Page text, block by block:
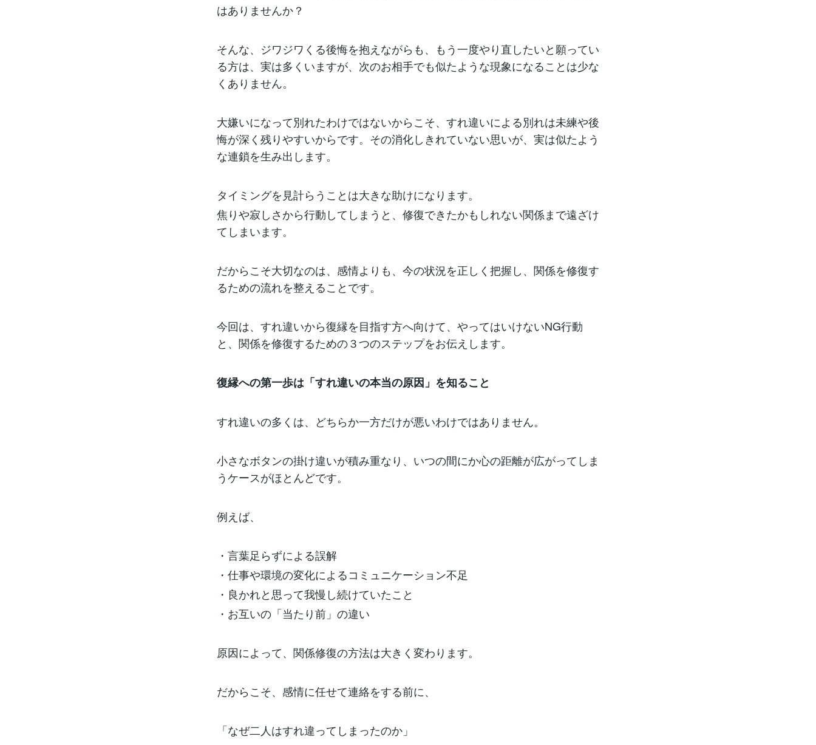
はありませんか？
そんな、ジワジワくる後悔を抱えながらも、もう一度やり直したいと願ってい
る方は、実は多くいますが、次のお相手でも似たような現象になることは少な
くありません。
大嫌いになって別れたわけではないからこそ、すれ違いによる別れは未練や後
悔が深く残りやすいからです。その消化しきれていない思いが、実は似たよう
な連鎖を生み出します。
タイミングを見計らうことは大きな助けになります。
焦りや寂しさから行動してしまうと、修復できたかもしれない関係まで遠ざけ
てしまいます。
だからこそ大切なのは、感情よりも、今の状況を正しく把握し、関係を修復す
るための流れを整えることです。
今回は、すれ違いから復縁を目指す方へ向けて、やってはいけないNG行動
と、関係を修復するための３つのステップをお伝えします。
復縁への第一歩は「すれ違いの本当の原因」を知ること
すれ違いの多くは、どちらか一方だけが悪いわけではありません。
小さなボタンの掛け違いが積み重なり、いつの間にか心の距離が広がってしま
うケースがほとんどです。
例えば、
・言葉足らずによる誤解
・仕事や環境の変化によるコミュニケーション不足
・良かれと思って我慢し続けていたこと
・お互いの「当たり前」の違い
原因によって、関係修復の方法は大きく変わります。
だからこそ、感情に任せて連絡をする前に、
「なぜ二人はすれ違ってしまったのか」